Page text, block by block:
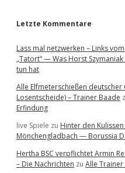
Letzte Kommentare
Lass mal netzwerken – Links
„Tatort“ — Was Horst
tun hat
Alle Elfmeterschießen
Losentscheide) – Trainer Baade
Erfindung
live Spiele zu Hinter den
Mönchengladbach — Borussia
Hertha BSC verpflichtet Armin
– Die Nachrichten zu Alle